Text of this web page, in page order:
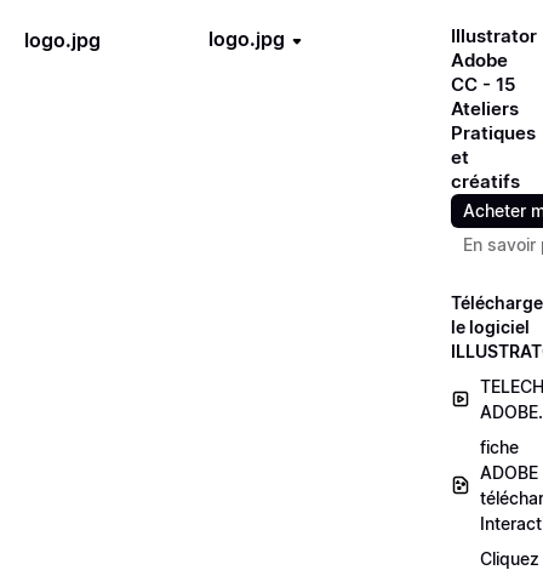
logo.jpg logo.jpg
Illustrator
Adobe
CC - 15
Ateliers
Pratiques
et
créatifs
Acheter
En savoir
le logiciel
fiche
ADOBE
Cliquez